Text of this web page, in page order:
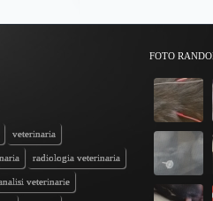
veterinaria
radiologia veterinaria
veterinarie
FOTO